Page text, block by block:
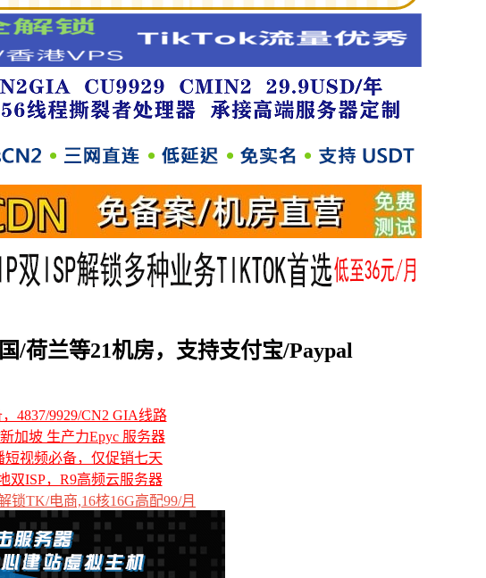
/荷兰等21机房，支持支付宝/Paypal
4837/9929/CN2 GIA线路
加坡 生产力Epyc 服务器
短视频必备，仅促销七天
双ISP，R9高频云服务器
锁TK/电商,16核16G高配99/月